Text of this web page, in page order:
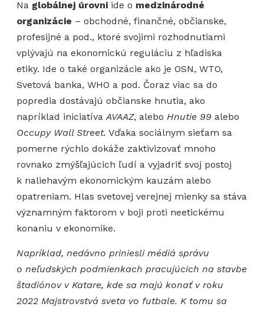
Na globálnej úrovni ide o medzinárodné
organizácie – obchodné, finančné, občianske,
profesijné a pod., ktoré svojimi rozhodnutiami
vplývajú na ekonomickú reguláciu z hľadiska
etiky. Ide o také organizácie ako je OSN, WTO,
Svetová banka, WHO a pod. Čoraz viac sa do
popredia dostávajú občianske hnutia, ako
napríklad iniciatívaAVAAZ, alebo Hnutie 99 alebo
Occupy Wall Street. Vďaka sociálnym sieťam sa
pomerne rýchlo dokáže zaktivizovať mnoho
rovnako zmýšľajúcich ľudí a vyjadriť svoj postoj
k naliehavým ekonomickým kauzám alebo
opatreniam. Hlas svetovej verejnej mienky sa stáva
významným faktorom v boji proti neetickému
konaniu v ekonomike.
Napríklad, nedávno priniesli médiá správu
o neľudských podmienkach pracujúcich na stavbe
štadiónov v Katare, kde sa majú konať v roku
2022 Majstrovstvá sveta vo futbale. K tomu sa